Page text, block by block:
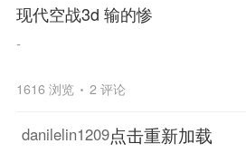
现代空战3d 输的惨
-
1616 浏览 2 评论
danilelin1209点击重新加载